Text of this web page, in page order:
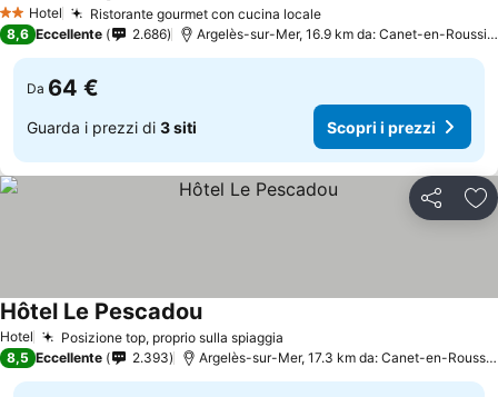
2 StelleHotel Ristorante gourmet con cucina locale
8,6 Eccellente 2.686 Argelès-sur-Mer, 16.9 km da: Canet-en-Roussillon
Da 64 €
Guarda i prezzi di 3 siti Scopri i prezzi
Condividi
Hotel Posizione top, proprio sulla spiaggia
Hôtel Le Pescadou
8,5 Eccellente 2.393 Argelès-sur-Mer, 17.3 km da: Canet-en-Roussillon